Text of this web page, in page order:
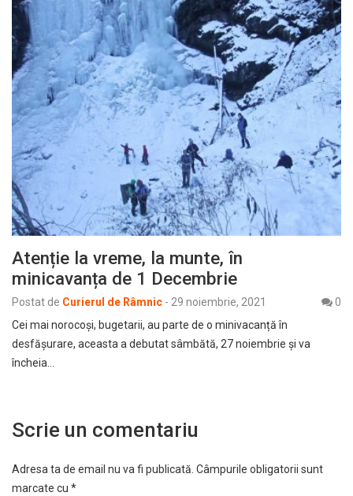
Atenție la vreme, la munte, în
minicavanța de 1 Decembrie
Postat de Curierul de Râmnic - 29 noiembrie, 2021
0
Cei mai norocoși, bugetarii, au parte de o minivacanță în
desfășurare, aceasta a debutat sâmbătă, 27 noiembrie și va
încheia…
Scrie un comentariu
Adresa ta de email nu va fi publicată. Câmpurile obligatorii sunt
marcate cu *